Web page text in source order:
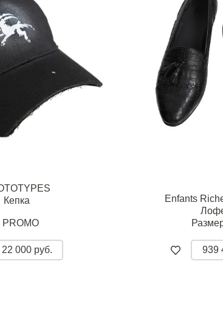
Кепка
PROMO
22 000 руб.
Enfants
939